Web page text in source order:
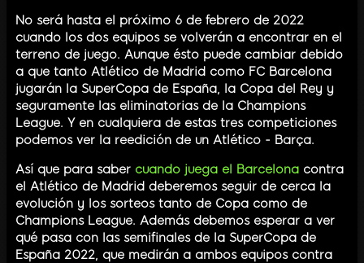
No será hasta el próximo 6 de febrero de 2022
cuando los dos equipos se volverán a encontrar en el
terreno de juego. Aunque ésto puede cambiar debido
a que tanto Atlético de Madrid como FC Barcelona
jugarán la SuperCopa de España, la Copa del Rey y
seguramente las eliminatorias de la Champions
League. Y en cualquiera de estas tres competiciones
podemos ver la reedición de un Atlético - Barça.
Así que para saber cuando juega el Barcelona contra
el Atlético de Madrid deberemos seguir de cerca la
evolución y los sorteos tanto de Copa como de
Champions League. Además debemos esperar a ver
qué pasa con las semifinales de la SuperCopa de
España 2022, que medirán a ambos equipos contra